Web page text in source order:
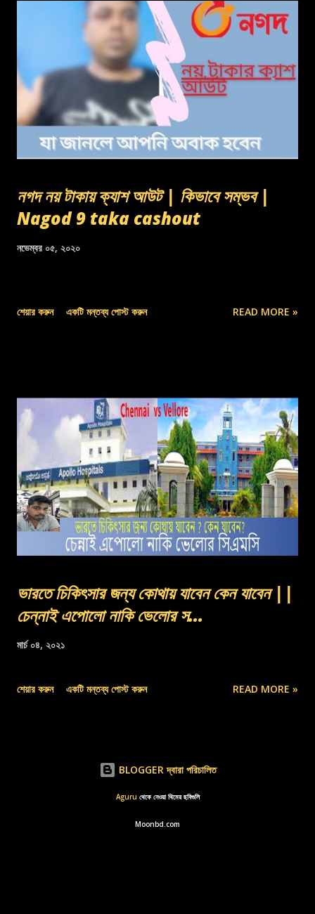
নগদ নয় টাকায় ক্যাশ আউট | কিভাবে সম্ভব |
Nagod 9 taka cashout
নভেম্বর ০৫, ২০২০
শেয়ার করুন একটি মন্তব্য পোস্ট করুন READ MORE »
ভারতে চিকিৎসার জন্য কোথায় যাবেন কেন যাবেন ||
চেন্নাই এপোলো নাকি ভেলোর স...
মার্চ ০৪, ২০২১
শেয়ার করুন একটি মন্তব্য পোস্ট করুন READ MORE »
BLOGGER দ্বারা পরিচালিত
Aguru থেকে নেওয়া থিমের ছবিগুলি
Moonbd.com